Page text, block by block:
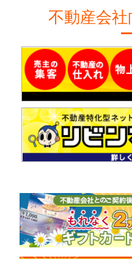
不動産会